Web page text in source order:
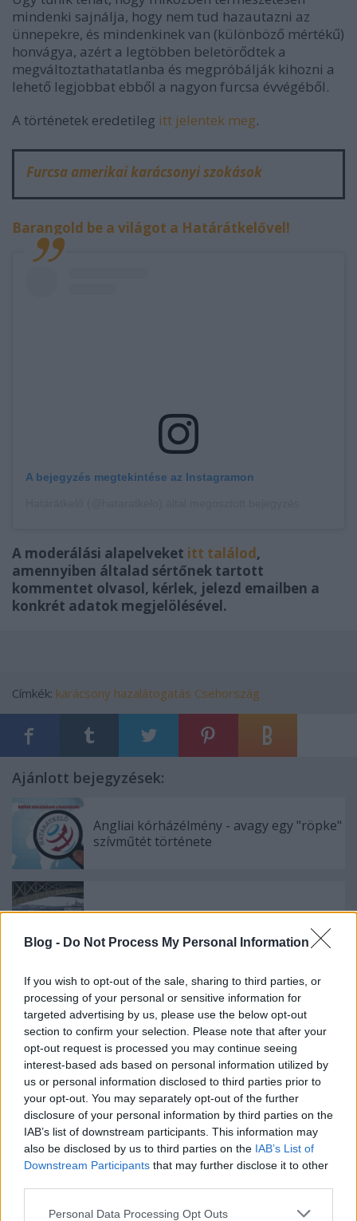
Blog - Do Not Process My Personal Information
If you wish to opt-out of the sale, sharing to third parties, or
processing of your personal or sensitive information for
targeted advertising by us, please use the below opt-out
section to confirm your selection. Please note that after your
opt-out request is processed you may continue seeing
interest-based ads based on personal information utilized by
us or personal information disclosed to third parties prior to
your opt-out. You may separately opt-out of the further
disclosure of your personal information by third parties on the
IAB’s list of downstream participants. This information may
also be disclosed by us to third parties on the IAB’s List of
Downstream Participants that may further disclose it to other
Please note that this website/app uses one or more Google
Personal Data Processing Opt Outs
mindenki sajnálja, hogy nem tud hazautazni az
ünnepekre, és mindenkinek van (különböző mértékű)
honvágya, azért a legtöbben beletörődtek a
megváltoztathatatlanba és megpróbálják kihozni a
lehető legjobbat ebből a nagyon furcsa évvégéből.
A történetek eredetileg itt jelentek meg.
Furcsa amerikai karácsonyi szokások
Barangold be a világot a Határátkelővel!
A bejegyzés megtekintése az Instagramon
A moderálási alapelveket itt találod,
amennyiben általad sértőnek tartott
kommentet olvasol, kérlek, jelezd emailben a
konkrét adatok megjelölésével.
Címkék: karácsony hazalátogatás Csehország
Ajánlott bejegyzések:
Angliai kórházélmény - avagy egy "röpke"
szívműtét története
Szegény Magyarország
Utazás a kimondhatatlan nevű úton
Egy bajor kisváros Amerikában
Amerika, ahol nem lepődnek meg
semmin